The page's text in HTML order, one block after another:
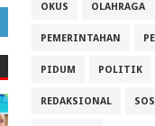
OKUS OLAHRAGA
PEMERINTAHAN
PIDUM POLITIK
REDAKSIONAL